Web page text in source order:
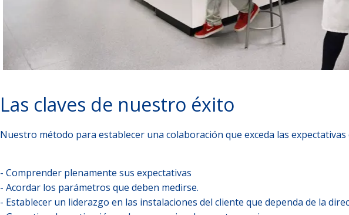
Las claves de nuestro éxito
Nuestro método para establecer una colaboración que exceda las
- Comprender plenamente sus expectativas
- Acordar los parámetros que deben medirse.
- Establecer un liderazgo en las instalaciones del cliente que dependa de la